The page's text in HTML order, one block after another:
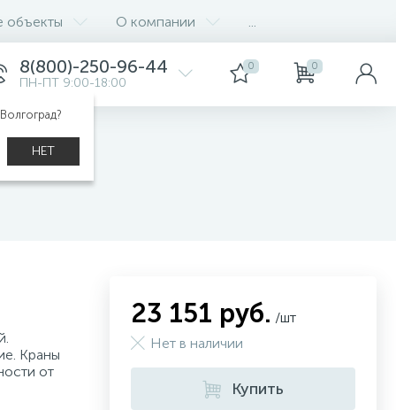
объекты О компании
НЕТ
8(800)-250-96-44
ПН-ПТ 9:00-18:00
0 0
Краны
от
23 151 руб. /шт
Нет в наличии
Купить